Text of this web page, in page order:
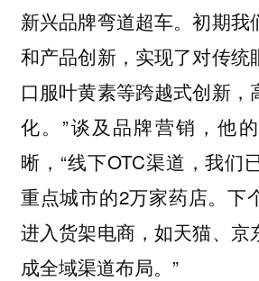
新兴品牌弯道超车。初期我
和产品创新，实现了对传统
口服叶黄素等跨越式创新，
化。”谈及品牌营销，他
晰，“线下OTC渠道，我们
重点城市的2万家药店。下
进入货架电商，如天猫、京
成全域渠道布局。”